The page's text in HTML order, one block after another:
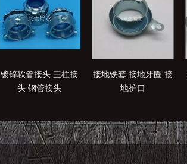
镀锌软管接头 三柱接
头 钢管接头
接地铁套 接地牙圈 接
地护口